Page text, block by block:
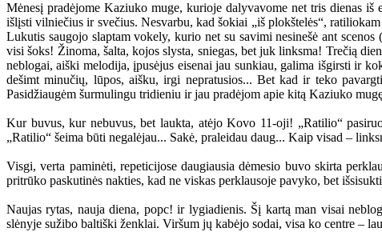
Mėnesį pradėjome Kaziuko muge, kurioje dalyvavome net tris dienas
išlįsti vilniečius ir svečius. Nesvarbu, kad šokiai „iš plokštelės“,
Lukutis saugojo slaptam vokely, kurio net su savimi nesinešė ant
visi šoks! Žinoma, šalta, kojos slysta, sniegas, bet juk linksma! Trečią
neblogai, aiški melodija, įpusėjus eisenai jau sunkiau, galima išgirsti ir
dešimt minučių, lūpos, aišku, irgi nepratusios... Bet kad ir teko
Pasidžiaugėm šurmulingu tridieniu ir jau pradėjom apie kitą Kaziuko
Kur buvus, kur nebuvus, bet laukta, atėjo Kovo 11-oji! „Ratilio“
„Ratilio“ šeima būti negalėjau... Sakė, praleidau daug... Kaip visad –
Visgi, verta paminėti, repeticijose daugiausia dėmesio buvo skirta
pritrūko paskutinės nakties, kad ne viskas perklausoje pavyko, bet
Naujas rytas, nauja diena, popc! ir lygiadienis. Šį kartą man visai
slėnyje sužibo baltiški ženklai. Viršum jų kabėjo sodai, visa ko centre –